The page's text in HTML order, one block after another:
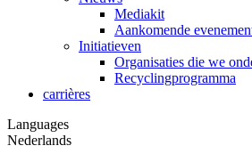
Mediakit
Aankomende
Initiatieven
Organisaties die we
Recyclingprogramma
carrières
Languages
Nederlands